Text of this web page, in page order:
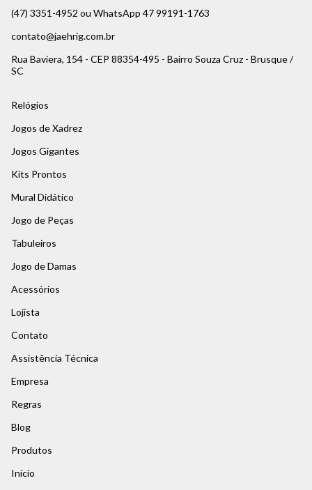
(47) 3351-4952 ou WhatsApp 47 99191-1763
contato@jaehrig.com.br
Rua Baviera, 154 - CEP 88354-495 - Bairro Souza Cruz - Brusque /
SC
Relógios
Jogos de Xadrez
Jogos Gigantes
Kits Prontos
Mural Didático
Jogo de Peças
Tabuleiros
Jogo de Damas
Acessórios
Lojista
Contato
Assistência Técnica
Empresa
Regras
Blog
Produtos
Início